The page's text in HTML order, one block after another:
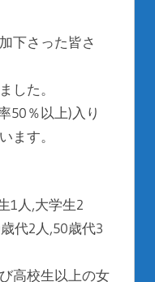
下さった皆さ
した。
50％以上)入り
ます。
1人,大学生2
代2人,50歳代3
高校生以上の女